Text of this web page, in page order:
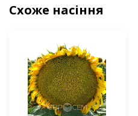
Схоже насіння